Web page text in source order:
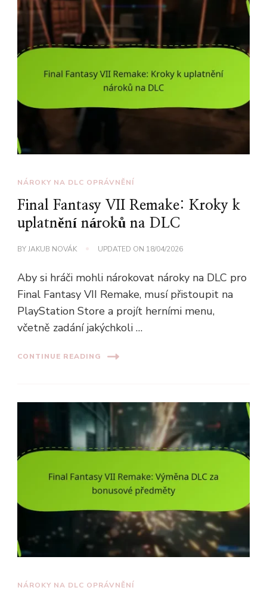
NÁROKY NA DLC OPRÁVNĚNÍ
Final Fantasy VII Remake: Kroky k
uplatnění nároků na DLC
BYJAKUB NOVÁK UPDATED ON 18/04/2026
Aby si hráči mohli nárokovat nároky na DLC pro
Final Fantasy VII Remake, musí přistoupit na
PlayStation Store a projít herními menu,
včetně zadání jakýchkoli …
CONTINUE READING
NÁROKY NA DLC OPRÁVNĚNÍ